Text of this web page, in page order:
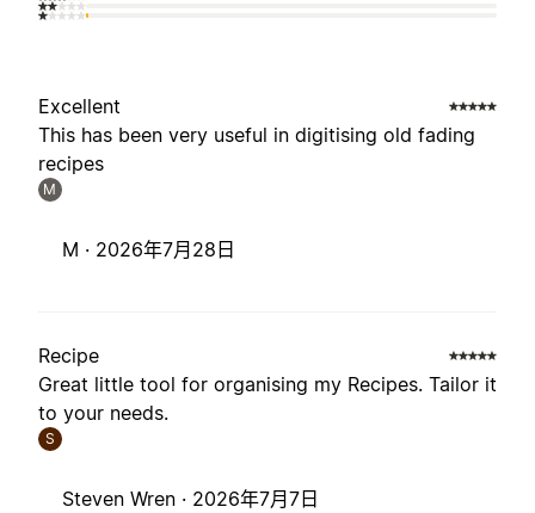
Excellent
This has been very useful in digitising old fading
recipes
M
M · 2026年7月28日
Recipe
Great little tool for organising my Recipes. Tailor it
to your needs.
S
Steven Wren · 2026年7月7日